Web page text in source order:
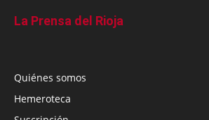
La Prensa del Rioja
Quiénes somos
Hemeroteca